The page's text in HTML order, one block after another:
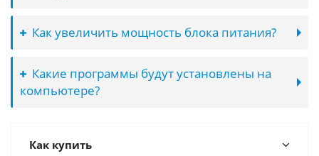
Как увеличить мощность блока питания?
Какие программы будут установлены на
компьютере?
Как купить